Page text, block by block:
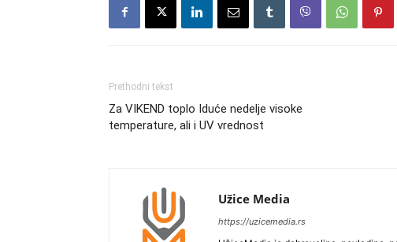
Prethodni tekst
Za VIKEND toplo Iduće nedelje visoke
temperature, ali i UV vrednost
Užice Media
https://uzicemedia.rs